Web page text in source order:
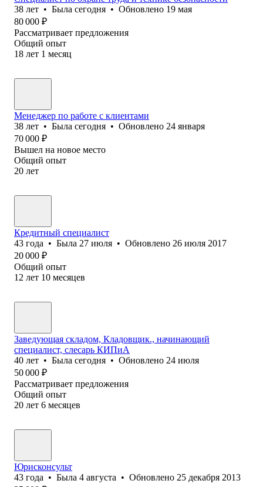
38 лет • Была сегодня • Обновлено 19 мая
80 000 ₽
Рассматривает предложения
Общий опыт
18 лет 1 месяц
Менеджер по работе с клиентами
38 лет • Была сегодня • Обновлено 24 января
70 000 ₽
Вышел на новое место
Общий опыт
20 лет
Кредитный специалист
43 года • Была 27 июля • Обновлено 26 июля 2017
20 000 ₽
Общий опыт
12 лет 10 месяцев
Заведующая складом, Кладовщик., начинающий
специалист, слесарь КИПиА
40 лет • Была сегодня • Обновлено 24 июля
50 000 ₽
Рассматривает предложения
Общий опыт
20 лет 6 месяцев
Юрисконсульт
43 года • Была 4 августа • Обновлено 25 декабря 2013